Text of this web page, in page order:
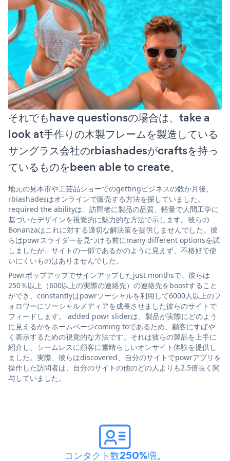
それでもhave questionsの場合は、take a
look at手作りの木製フレームを製造している
サングラス会社のrbiashadesがcraftsを持っ
ているものをbeen able to create。
地元の見本市や工芸品ショーでのgettingビジネスの数か月後、
rbiashadesはオンラインで販売する方法を探していました。
required the abilityは、訪問者に製品の品質、軽量で人間工学に
基づいたデザインを視覚的に魅力的な方法で示します。彼らの
Bonanzaはこれに対する適切な解決策を提供しませんでした。彼
らはpowrスライダーを見つける前にmany different optionsを試
しましたが、サイトの一部であるかのように見えず、不格好で使
いにくいものはありませんでした。
Powrポップアップでサインアップしたjust monthsで、彼らは
250％以上（600以上の実際の連絡先）の連絡先をboostすること
ができ、constantlyはpowrソーシャルを利用して6000人以上のフ
ォロワーにソーシャルメディアを成長させました彼らのサイトで
フィードします。 added powr sliderは、製品が実際にどのよう
に見えるかをホームページcoming toであるため、顧客にすばや
く表示するための視覚的な方法です。それは彼らの製品を上手に
紹介し、シームレスに顧客に素晴らしいオンサイト体験を提供し
ました。実際、彼らはdiscovered、自分のサイトでpowrアプリを
操作した訪問者は、自分のサイトの他のどの人よりも2.5倍長く関
与していました。
コンタクト数250%増。